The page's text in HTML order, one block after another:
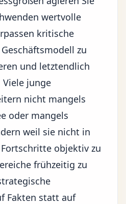
wertvolle
kritische
zu
und letztendlich
junge
nicht mangels
oder mangels
weil sie nicht in
objektiv zu
frühzeitig zu
Fakten statt auf